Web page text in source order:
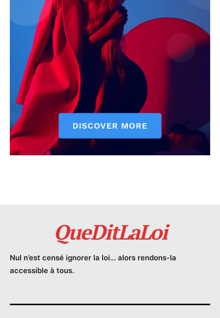
QueDitLaLoi
Nul n’est censé ignorer la loi… alors rendons-la
accessible à tous.